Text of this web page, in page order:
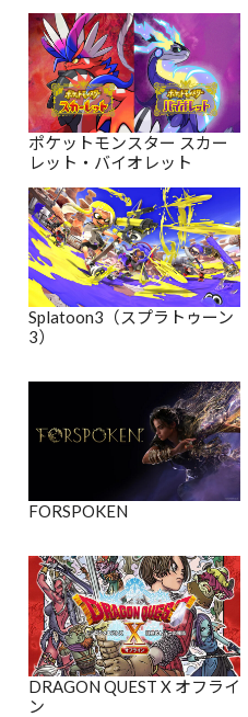
ポケットモンスター スカー
レット・バイオレット
Splatoon3（スプラトゥーン
3）
FORSPOKEN
DRAGON QUEST X オフライ
ン